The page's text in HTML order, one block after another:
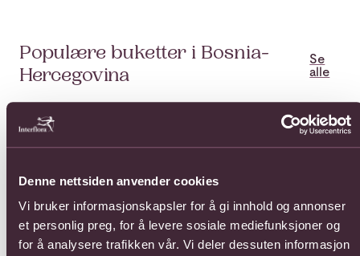
Denne nettsiden anvender cookies
Vi bruker informasjonskapsler for å gi innhold og annonser
et personlig preg, for å levere sosiale mediefunksjoner og
for å analysere trafikken vår. Vi deler dessuten informasjon
Populære buketter i Bosnia-
Hercegovina
Se
alle
Se mer om 12 Roses Long StemSe mer om 3 Roses MediumSe